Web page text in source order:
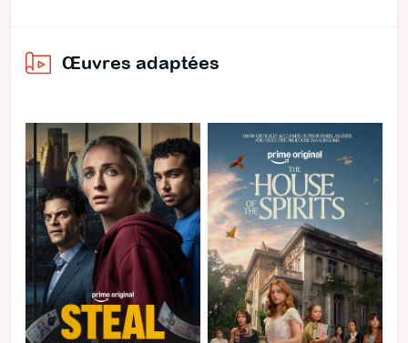
Œuvres adaptées